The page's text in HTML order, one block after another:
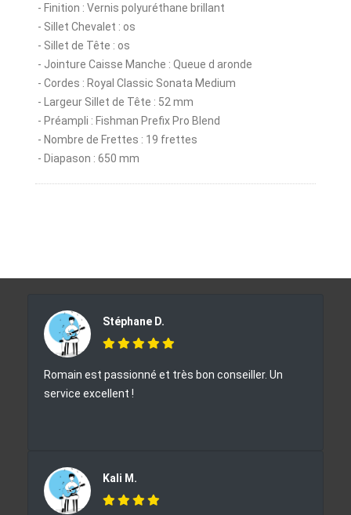
- Finition : Vernis polyuréthane brillant
- Sillet Chevalet : os
- Sillet de Tête : os
- Jointure Caisse Manche : Queue d aronde
- Cordes : Royal Classic Sonata Medium
- Largeur Sillet de Tête : 52 mm
- Préampli : Fishman Prefix Pro Blend
- Nombre de Frettes : 19 frettes
- Diapason : 650 mm
Stéphane D.
Romain est passionné et très bon conseiller. Un
service excellent !
Kali M.